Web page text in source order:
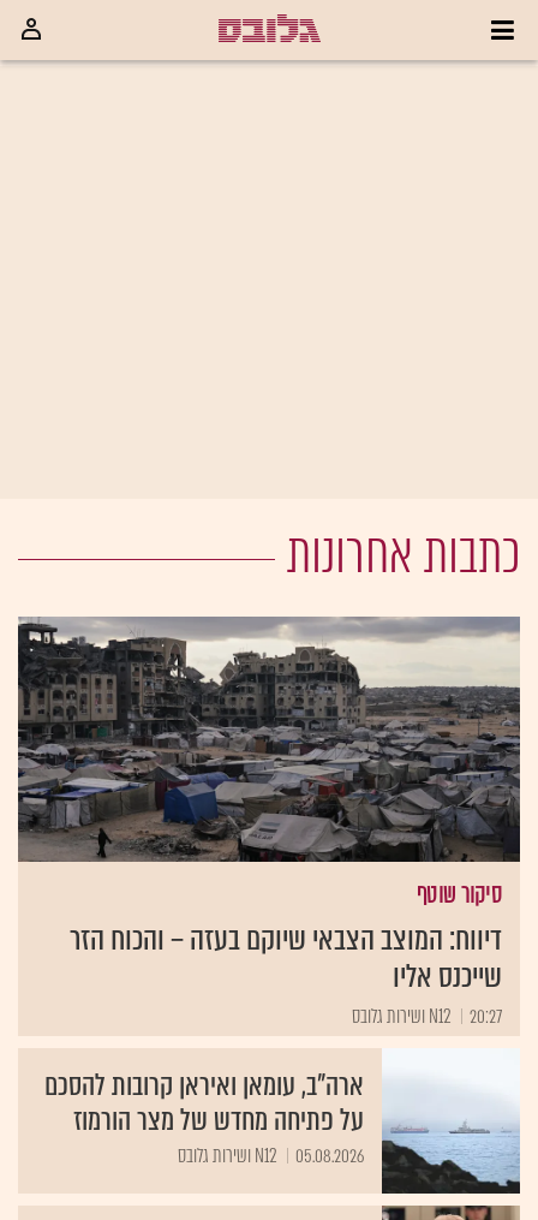
כתבות אחרונות
סיקור שוטף
דיווח: המוצב הצבאי שיוקם בעזה – והכוח הזר
שייכנס אליו
20:27 N12 ושירות גלובס
ארה"ב, עומאן ואיראן קרובות להסכם
על פתיחה מחדש של מצר הורמוז
05.08.2026 N12 ושירות גלובס